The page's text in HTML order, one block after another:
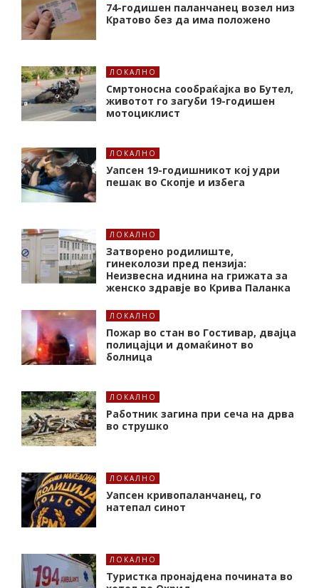
74-годишен паланчанец возел низ
Кратово без да има положено
ЛОКАЛНО
Смртоносна сообраќајка во Бутел,
животот го загуби 19-годишен
мотоциклист
ЛОКАЛНО
Уапсен 19-годишникот кој удри
пешак во Скопје и избега
ЛОКАЛНО
Затворено родилиште,
гинеколози пред пензија:
Неизвесна иднина на грижата за
женско здравје во Крива Паланка
ЛОКАЛНО
Пожар во стан во Гостивар, двајца
полицајци и домаќинот во
болница
ЛОКАЛНО
Работник загина при сеча на дрва
во струшко
ЛОКАЛНО
Уапсен кривопаланчанец, го
натепал синот
ЛОКАЛНО
Туристка пронајдена почината во